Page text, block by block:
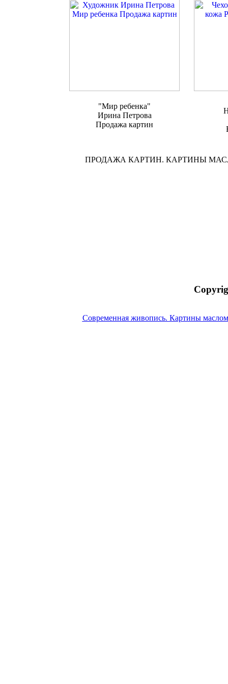
"Мир ребенка"
Ирина Петрова
Продажа картин
ПРОДАЖА КАРТИН. КАРТИНЫ
Современная живопись. Картины